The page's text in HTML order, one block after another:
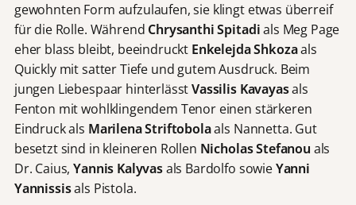
gewohnten Form aufzulaufen, sie klingt etwas überreif
für die Rolle. Während Chrysanthi Spitadials Meg Page
eher blass bleibt, beeindruckt Enkelejda Shkozaals
Quickly mit satter Tiefe und gutem Ausdruck. Beim
jungen Liebespaar hinterlässtVassilis Kavayasals
Fenton mit wohlklingendem Tenor einen stärkeren
Eindruck als Marilena Striftobolaals Nannetta. Gut
besetzt sind in kleineren Rollen Nicholas Stefanou als
Dr. Caius,Yannis Kalyvasals Bardolfo sowieYanni
Yannissisals Pistola.